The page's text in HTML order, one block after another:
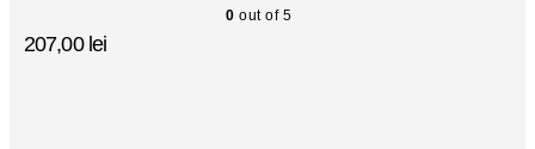
0 out of 5
207,00 lei